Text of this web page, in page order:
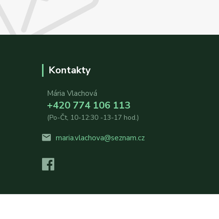
Kontakty
Mária Vlachová
+420 774 106 113
(Po-Čt, 10-12:30 -13-17 hod.)
maria.vlachova@seznam.cz